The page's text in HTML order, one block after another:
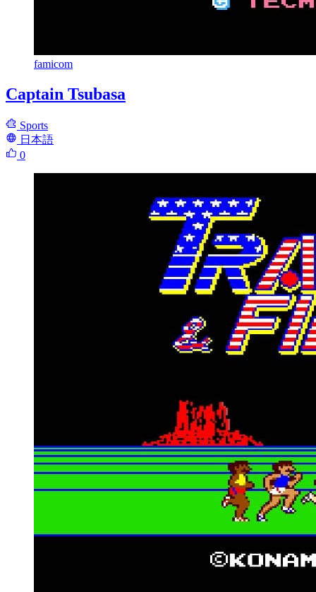
famicom
Captain Tsubasa
Sports
日本語
0